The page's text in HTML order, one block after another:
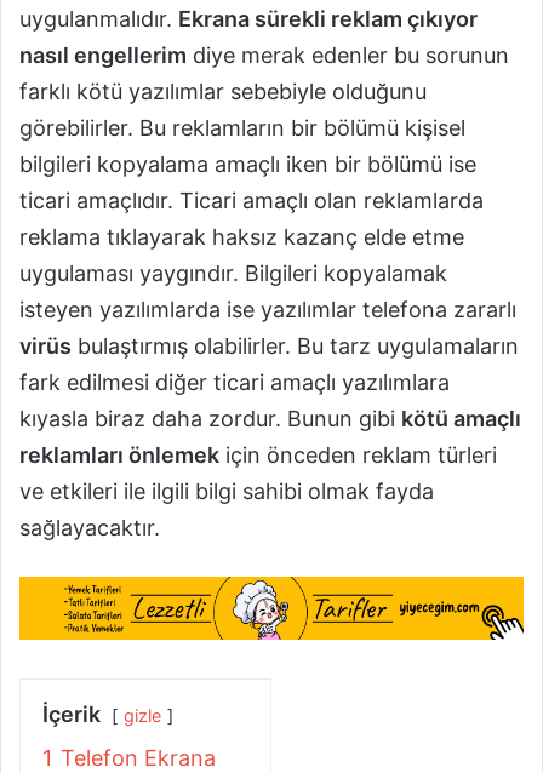
uygulanmalıdır. Ekrana sürekli reklam çıkıyor
nasıl engellerim diye merak edenler bu sorunun
farklı kötü yazılımlar sebebiyle olduğunu
görebilirler. Bu reklamların bir bölümü kişisel
bilgileri kopyalama amaçlı iken bir bölümü ise
ticari amaçlıdır. Ticari amaçlı olan reklamlarda
reklama tıklayarak haksız kazanç elde etme
uygulaması yaygındır. Bilgileri kopyalamak
isteyen yazılımlarda ise yazılımlar telefona zararlı
virüs bulaştırmış olabilirler. Bu tarz uygulamaların
fark edilmesi diğer ticari amaçlı yazılımlara
kıyasla biraz daha zordur. Bunun gibi kötü amaçlı
reklamları önlemek için önceden reklam türleri
ve etkileri ile ilgili bilgi sahibi olmak fayda
sağlayacaktır.
İçerik gizle
1 Telefon Ekrana